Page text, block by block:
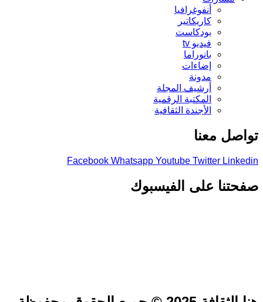
أنفوغرافيا
كاريكاتير
بودكاست
فيديو tv
بانوراما
إضاءات
مدونة
أرشيف المجلة
المكتبة الرقمية
الأجندة الثقافية
تواصل معنا
Facebook Whatsapp Youtube Twitter Linkedin
صفحتنا على الفيسبوك